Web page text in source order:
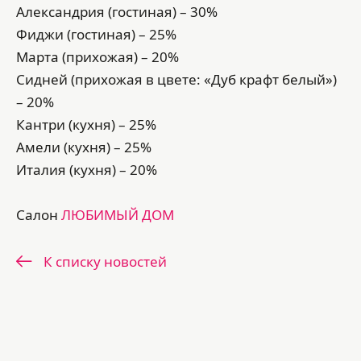
Александрия (гостиная) – 30%
Фиджи (гостиная) – 25%
Марта (прихожая) – 20%
Сидней (прихожая в цвете: «Дуб крафт белый»)
– 20%
Кантри (кухня) – 25%
Амели (кухня) – 25%
Италия (кухня) – 20%
Салон ЛЮБИМЫЙ ДОМ
К списку новостей